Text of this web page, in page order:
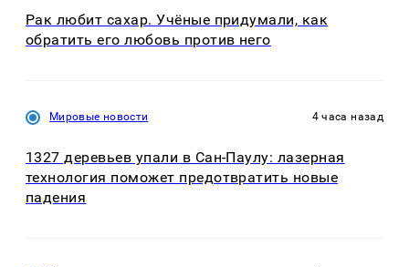
Рак любит сахар. Учёные придумали, как
обратить его любовь против него
Мировые новости 4 часа назад
1327 деревьев упали в Сан-Паулу: лазерная
технология поможет предотвратить новые
падения